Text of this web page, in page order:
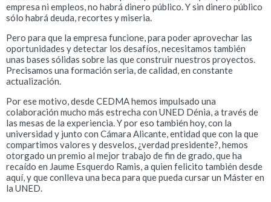
empresa ni empleos, no habrá dinero público. Y sin dinero público
sólo habrá deuda, recortes y miseria.
Pero para que la empresa funcione, para poder aprovechar las
oportunidades y detectar los desafíos, necesitamos también
unas bases sólidas sobre las que construir nuestros proyectos.
Precisamos una formación seria, de calidad, en constante
actualización.
Por ese motivo, desde CEDMA hemos impulsado una
colaboración mucho más estrecha con UNED Dénia, a través de
las mesas de la experiencia. Y por eso también hoy, con la
universidad y junto con Cámara Alicante, entidad que con la que
compartimos valores y desvelos, ¿verdad presidente?, hemos
otorgado un premio al mejor trabajo de fin de grado, que ha
recaído en Jaume Esquerdo Ramis, a quien felicito también desde
aquí, y que conlleva una beca para que pueda cursar un Máster en
la UNED.